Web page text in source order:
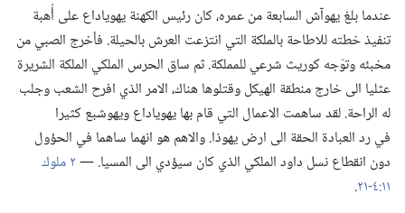
عندما بلغ يهوآش السابعة من عمره،‏ كان رئيس الكهنة يهوياداع على أُهبة
تنفيذ خطته للاطاحة بالملكة التي انتزعت العرش بالحيلة.‏ فأخرج الصبي من
مخبئه وتوّجه كوريث شرعي للمملكة.‏ ثم ساق الحرس الملكي الملكة الشريرة
عثليا الى خارج منطقة الهيكل وقتلوها هناك،‏ الامر الذي افرح الشعب وجلب
له الراحة.‏ لقد ساهمت الاعمال التي قام بها يهوياداع ويهوشبع كثيرا
في رد العبادة الحقة الى ارض يهوذا.‏ والاهم هو انهما ساهما في الحؤول
دون انقطاع نسل داود الملكي الذي كان سيؤدي الى المسيا.‏ —‏ ٢ ملوك
١١:‏٤-‏٢١
‏.‏